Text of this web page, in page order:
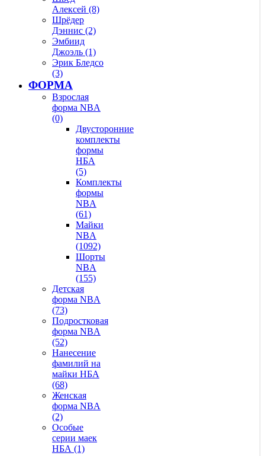
Алексей (8)
Шрёдер
Дэннис (2)
Эмбиид
Джоэль (1)
Эрик Бледсо
(3)
ФОРМА
Взрослая
форма NBA
(0)
Двусторонние
комплекты
формы
НБА
(5)
Комплекты
формы
NBA
(61)
Майки
NBA
(1092)
Шорты
NBA
(155)
Детская
форма NBA
(73)
Подростковая
форма NBA
(52)
Нанесение
фамилий на
майки НБА
(68)
Женская
форма NBA
(2)
Особые
серии маек
НБА (1)